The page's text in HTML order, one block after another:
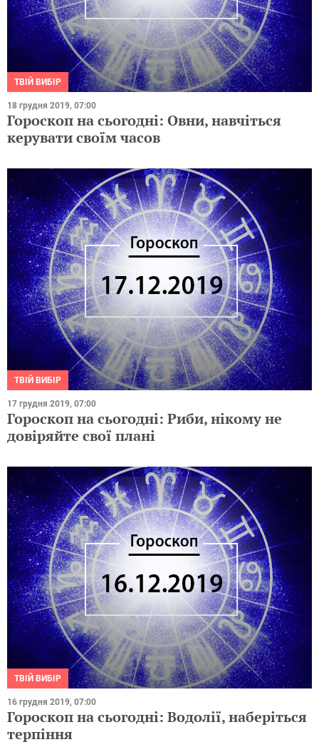
ТВІЙ ВИБІР
18 грудня 2019, 07:00
Гороскоп на сьогодні: Овни, навчіться
керувати своїм часов
ТВІЙ ВИБІР
17 грудня 2019, 07:00
Гороскоп на сьогодні: Риби, нікому не
довіряйте свої плані
ТВІЙ ВИБІР
16 грудня 2019, 07:00
Гороскоп на сьогодні: Водолії, наберіться
терпіння